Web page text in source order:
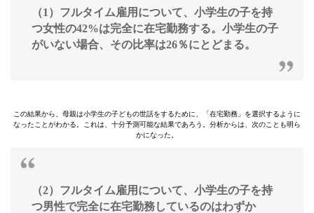
（1）フルタイム雇用について、小学生の子を持
つ女性の42%は完全に在宅勤務する。小学生の子
がいない場合、その比率は26％にとどまる。
この結果から、母親は小学生の子どもの世話をするために、「在宅勤務」を選択するように
なったことがわかる。これは、十分予測可能な結果であろう。分析からは、次のことも明ら
かになった。
（2）フルタイム雇用について、小学生の子を持
つ男性で完全に在宅勤務しているのはわずか